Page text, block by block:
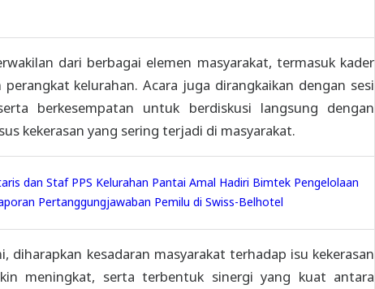
dari berbagai elemen masyarakat, termasuk kader
kelurahan. Acara juga dirangkaikan dengan sesi
berkesempatan untuk berdiskusi langsung dengan
kekerasan yang sering terjadi di masyarakat.
dan Staf PPS Kelurahan Pantai Amal Hadiri Bimtek Pengelolaan
Pertanggungjawaban Pemilu di Swiss-Belhotel
diharapkan kesadaran masyarakat terhadap isu kekerasan
meningkat, serta terbentuk sinergi yang kuat antara